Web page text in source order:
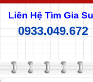
Liên Hệ Tìm Gia
0933.049.672